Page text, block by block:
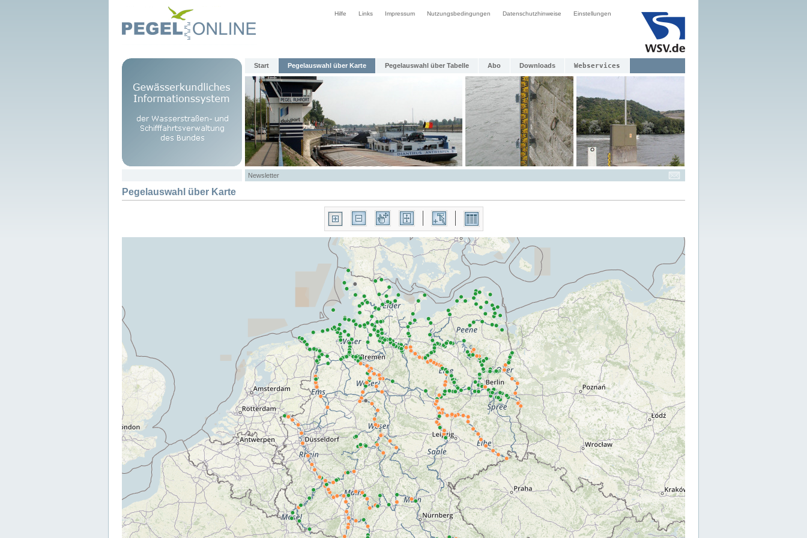
Hilfe Links Impressum Nutzungsbedingungen Datenschutzhinweise Einstellungen
Start Pegelauswahl über Karte Pegelauswahl über Tabelle Abo Downloads Webservices
Newsletter
Pegelauswahl über Karte